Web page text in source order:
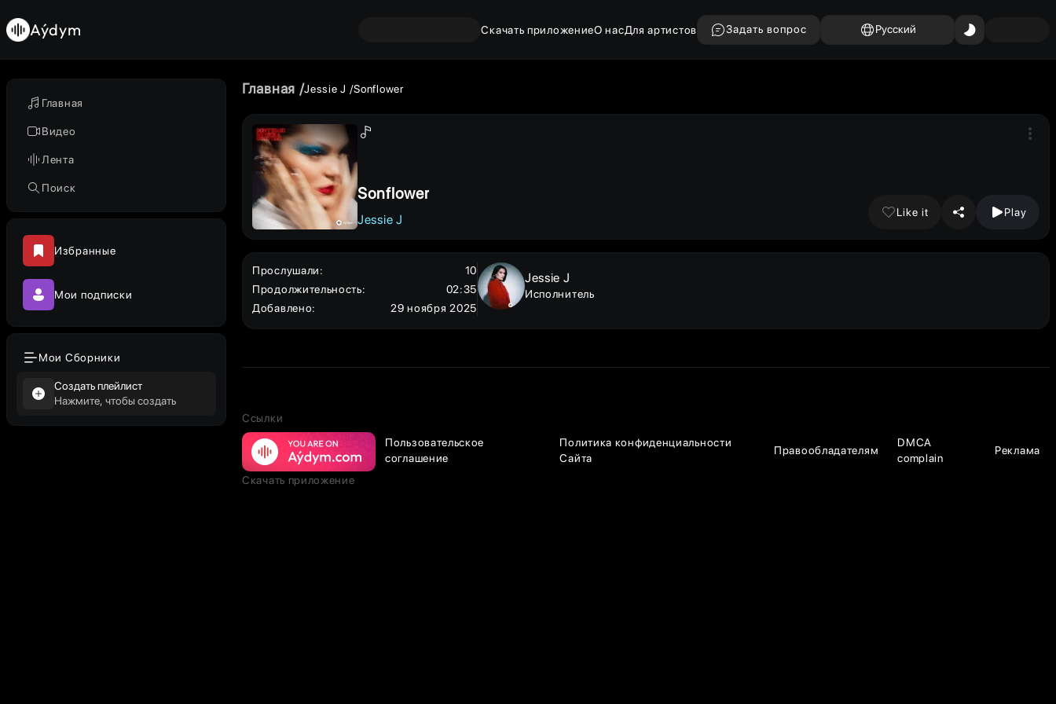
Главная
Видео
Лента
Поиск
Избранные
Мои подписки
Мои Сборники
Создать плейлист
Нажмите, чтобы создать
Aýdym Скачать приложениеО насДля артистов Задать вопрос Русский
Главная Jessie J Sonflower
Sonflower
Jessie J
Like it Play
Прослушали:
10
Продолжительность:
02:35
Добавлено: 29 ноября 2025
Jessie J
Исполнитель
Ссылки
Пользовательское
соглашение
Политика конфиденциальности
Сайта
Правообладателям
DMCA
complain
Реклама
Скачать приложение